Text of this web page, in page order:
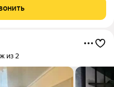
учреждение в микрорайоне
из 2